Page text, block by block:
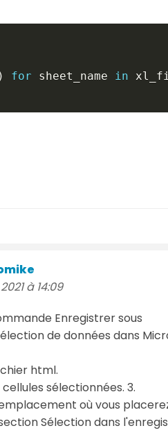
) for sheet_name in
à 14:09
Enregistrer sous
de données dans
html.
sélectionnées. 3.
où vous
Sélection dans